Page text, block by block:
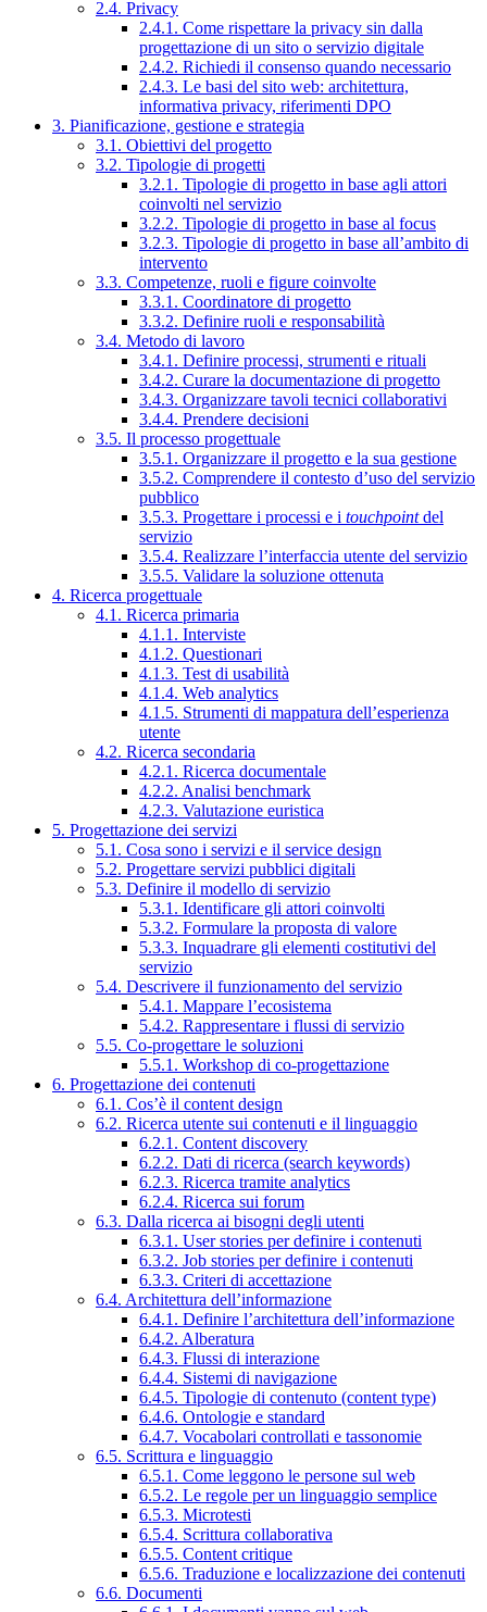
2.4. Privacy
2.4.1. Come rispettare la privacy sin dalla
progettazione di un sito o servizio digitale
2.4.2. Richiedi il consenso quando necessario
2.4.3. Le basi del sito web: architettura,
informativa privacy, riferimenti DPO
3. Pianificazione, gestione e strategia
3.1. Obiettivi del progetto
3.2. Tipologie di progetti
3.2.1. Tipologie di progetto in base agli attori
coinvolti nel servizio
3.2.2. Tipologie di progetto in base al focus
3.2.3. Tipologie di progetto in base all’ambito di
intervento
3.3. Competenze, ruoli e figure coinvolte
3.3.1. Coordinatore di progetto
3.3.2. Definire ruoli e responsabilità
3.4. Metodo di lavoro
3.4.1. Definire processi, strumenti e rituali
3.4.2. Curare la documentazione di progetto
3.4.3. Organizzare tavoli tecnici collaborativi
3.4.4. Prendere decisioni
3.5. Il processo progettuale
3.5.1. Organizzare il progetto e la sua gestione
3.5.2. Comprendere il contesto d’uso del servizio
pubblico
3.5.3. Progettare i processi e i touchpointdel
servizio
3.5.4. Realizzare l’interfaccia utente del servizio
3.5.5. Validare la soluzione ottenuta
4. Ricerca progettuale
4.1. Ricerca primaria
4.1.1. Interviste
4.1.2. Questionari
4.1.3. Test di usabilità
4.1.4. Web analytics
4.1.5. Strumenti di mappatura dell’esperienza
utente
4.2. Ricerca secondaria
4.2.1. Ricerca documentale
4.2.2. Analisi benchmark
4.2.3. Valutazione euristica
5. Progettazione dei servizi
5.1. Cosa sono i servizi e il service design
5.2. Progettare servizi pubblici digitali
5.3. Definire il modello di servizio
5.3.1. Identificare gli attori coinvolti
5.3.2. Formulare la proposta di valore
5.3.3. Inquadrare gli elementi costitutivi del
servizio
5.4. Descrivere il funzionamento del servizio
5.4.1. Mappare l’ecosistema
5.4.2. Rappresentare i flussi di servizio
5.5. Co-progettare le soluzioni
5.5.1. Workshop di co-progettazione
6. Progettazione dei contenuti
6.1. Cos’è il content design
6.2. Ricerca utente sui contenuti e il linguaggio
6.2.1. Content discovery
6.2.2. Dati di ricerca (search keywords)
6.2.3. Ricerca tramite analytics
6.2.4. Ricerca sui forum
6.3. Dalla ricerca ai bisogni degli utenti
6.3.1. User stories per definire i contenuti
6.3.2. Job stories per definire i contenuti
6.3.3. Criteri di accettazione
6.4. Architettura dell’informazione
6.4.1. Definire l’architettura dell’informazione
6.4.2. Alberatura
6.4.3. Flussi di interazione
6.4.4. Sistemi di navigazione
6.4.5. Tipologie di contenuto (content type)
6.4.6. Ontologie e standard
6.4.7. Vocabolari controllati e tassonomie
6.5. Scrittura e linguaggio
6.5.1. Come leggono le persone sul web
6.5.2. Le regole per un linguaggio semplice
6.5.3. Microtesti
6.5.4. Scrittura collaborativa
6.5.5. Content critique
6.5.6. Traduzione e localizzazione dei contenuti
6.6. Documenti